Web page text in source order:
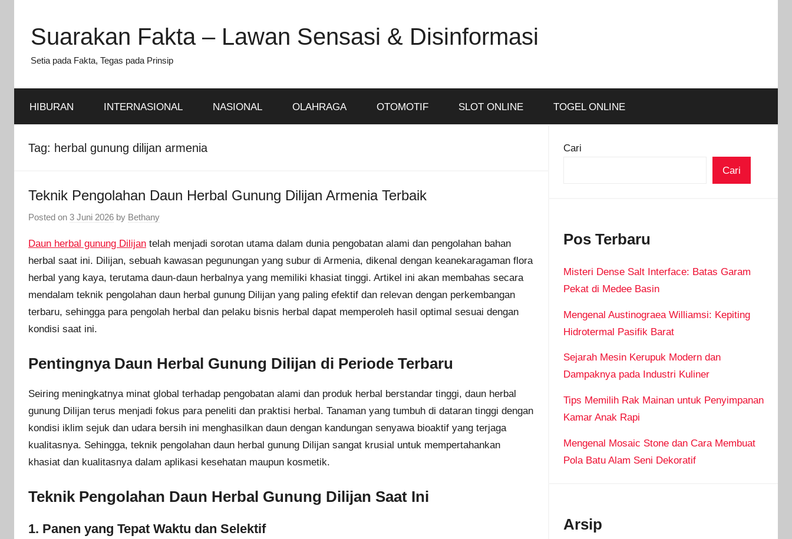
contentSuarakan Fakta – Lawan Sensasi & Disinformasi
Setia pada Fakta, Tegas pada Prinsip
HIBURAN INTERNASIONAL NASIONAL OLAHRAGA OTOMOTIF SLOT ONLINE TOGEL ONLINE
Tag: herbal gunung dilijan armenia
Teknik Pengolahan Daun Herbal Gunung Dilijan Armenia Terbaik
Posted on 3 Juni 2026 by Bethany
Daun herbal gunung Dilijan telah menjadi sorotan utama dalam dunia pengobatan alami dan pengolahan bahan
herbal saat ini. Dilijan, sebuah kawasan pegunungan yang subur di Armenia, dikenal dengan keanekaragaman flora
herbal yang kaya, terutama daun-daun herbalnya yang memiliki khasiat tinggi. Artikel ini akan membahas secara
mendalam teknik pengolahan daun herbal gunung Dilijan yang paling efektif dan relevan dengan perkembangan
terbaru, sehingga para pengolah herbal dan pelaku bisnis herbal dapat memperoleh hasil optimal sesuai dengan
kondisi saat ini.
Pentingnya Daun Herbal Gunung Dilijan di Periode Terbaru
Seiring meningkatnya minat global terhadap pengobatan alami dan produk herbal berstandar tinggi, daun herbal
gunung Dilijan terus menjadi fokus para peneliti dan praktisi herbal. Tanaman yang tumbuh di dataran tinggi dengan
kondisi iklim sejuk dan udara bersih ini menghasilkan daun dengan kandungan senyawa bioaktif yang terjaga
kualitasnya. Sehingga, teknik pengolahan daun herbal gunung Dilijan sangat krusial untuk mempertahankan
khasiat dan kualitasnya dalam aplikasi kesehatan maupun kosmetik.
Teknik Pengolahan Daun Herbal Gunung Dilijan Saat Ini
1. Panen yang Tepat Waktu dan Selektif
Cari
Cari
Pos Terbaru
Misteri Dense Salt Interface: Batas Garam
Pekat di Medee Basin
Mengenal Austinograea Williamsi: Kepiting
Hidrotermal Pasifik Barat
Sejarah Mesin Kerupuk Modern dan
Dampaknya pada Industri Kuliner
Tips Memilih Rak Mainan untuk Penyimpanan
Kamar Anak Rapi
Mengenal Mosaic Stone dan Cara Membuat
Pola Batu Alam Seni Dekoratif
Arsip